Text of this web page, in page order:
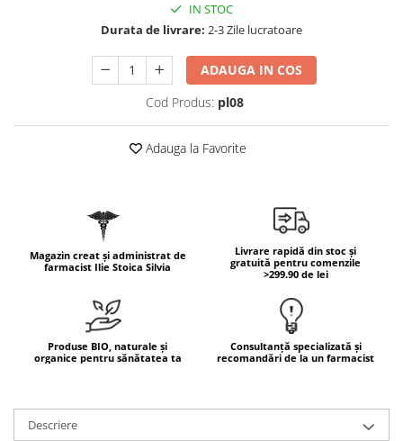
Uleiuri bronzare
Creme mâini
Tratamente unghii
Cosmetice coreene
COSRX
OOTD
Cettua
Miere de Manuka
Proteine din zer (Whey Protein)
Quercetin
Seleniu
Seminte de in
Spirulina
IN STOC
Durata de livrare: 2-3 Zile lucratoare
ADAUGA IN COS
Cod Produs: pl08
Adauga la Favorite
Magazin creat și administrat de
farmacist Ilie Stoica Silvia
Livrare rapidă din stoc și
gratuită pentru comenzile
>299.90 de lei
Produse BIO, naturale și
organice pentru sănătatea ta
Consultanță specializată și
recomandări de la un farmacist
Descriere